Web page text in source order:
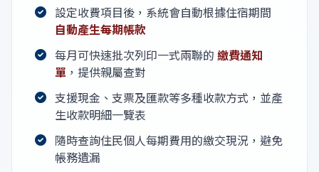
設定收費項目後，系統會自動根據住宿期間
自動產生每期帳款
每月可快速批次列印一式兩聯的 繳費通知
單 ，提供親屬查對
支援現金、支票及匯款等多種收款方式，並產
生收款明細一覽表
隨時查詢住民個人每期費用的繳交現況，避免
帳務遺漏